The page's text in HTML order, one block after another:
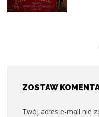
ZOSTAW
Twój adres e-mail nie